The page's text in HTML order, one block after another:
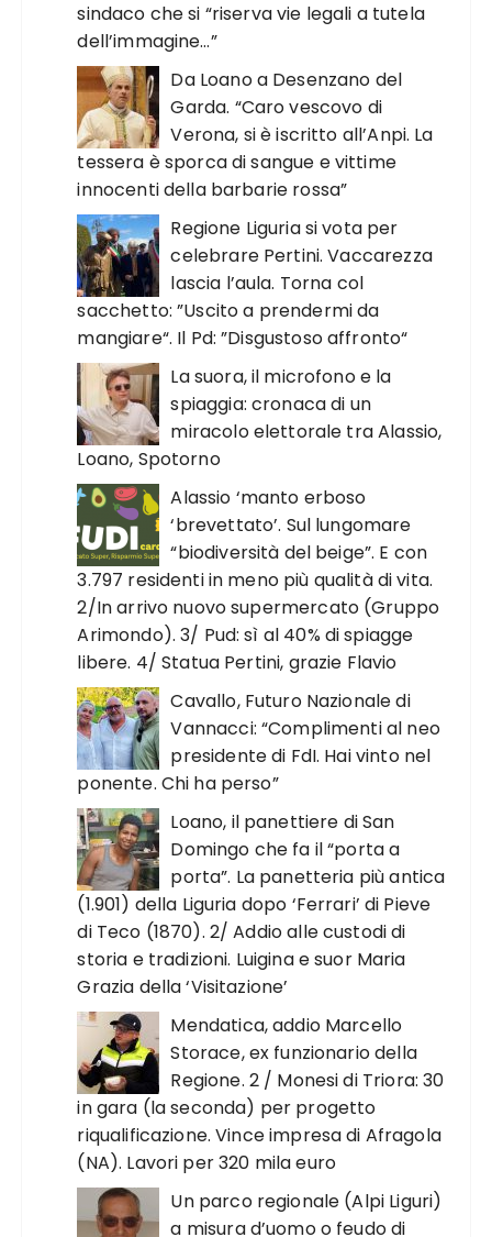
sindaco che si “riserva vie legali a tutela
dell’immagine…”
Da Loano a Desenzano del
Garda. “Caro vescovo di
Verona, si è iscritto all’Anpi. La
tessera è sporca di sangue e vittime
innocenti della barbarie rossa”
Regione Liguria si vota per
celebrare Pertini. Vaccarezza
lascia l’aula. Torna col
sacchetto: ”Uscito a prendermi da
mangiare“. Il Pd: ”Disgustoso affronto“
La suora, il microfono e la
spiaggia: cronaca di un
miracolo elettorale tra Alassio,
Loano, Spotorno
Alassio ‘manto erboso
‘brevettato’. Sul lungomare
“biodiversità del beige”. E con
3.797 residenti in meno più qualità di vita.
2/In arrivo nuovo supermercato (Gruppo
Arimondo). 3/ Pud: sì al 40% di spiagge
libere. 4/ Statua Pertini, grazie Flavio
Cavallo, Futuro Nazionale di
Vannacci: “Complimenti al neo
presidente di FdI. Hai vinto nel
ponente. Chi ha perso”
Loano, il panettiere di San
Domingo che fa il “porta a
porta”. La panetteria più antica
(1.901) della Liguria dopo ‘Ferrari’ di Pieve
di Teco (1870). 2/ Addio alle custodi di
storia e tradizioni. Luigina e suor Maria
Grazia della ‘Visitazione’
Mendatica, addio Marcello
Storace, ex funzionario della
Regione. 2 / Monesi di Triora: 30
in gara (la seconda) per progetto
riqualificazione. Vince impresa di Afragola
(NA). Lavori per 320 mila euro
Un parco regionale (Alpi Liguri)
a misura d’uomo o feudo di